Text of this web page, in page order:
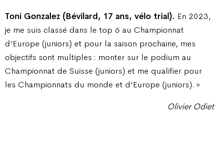
Toni Gonzalez (Bévilard, 17 ans, vélo trial). En 2023,
je me suis classé dans le top 6 au Championnat
d’Europe (juniors) et pour la saison prochaine, mes
objectifs sont multiples : monter sur le podium au
Championnat de Suisse (juniors) et me qualifier pour
les Championnats du monde et d’Europe (juniors). »
Olivier Odiet